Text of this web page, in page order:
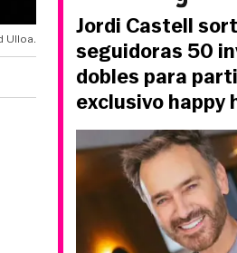
Ulloa.
Jordi Castell
seguidoras 50
dobles para
exclusivo happy